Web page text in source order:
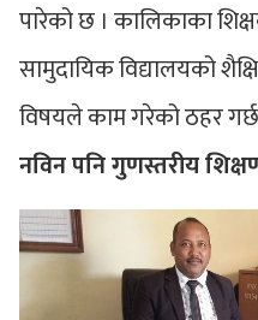
पारेको छ । कालिकाका
सामुदायिक विद्यालयको
विषयले काम गरेको ठहर
नविन पनि गुणस्तरीय